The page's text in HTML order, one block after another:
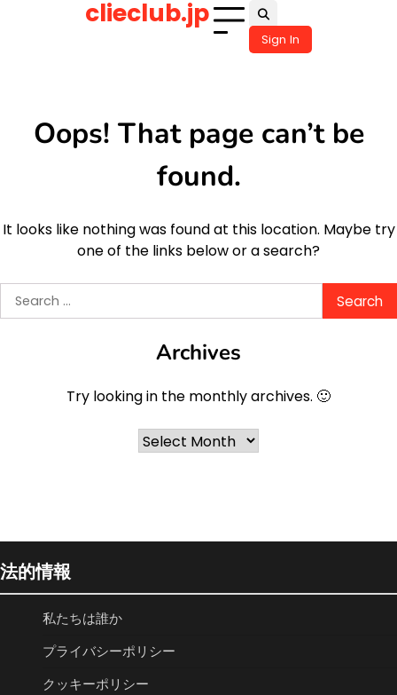
clieclub.jp
Sign In
Oops! That page can’t be
found.
It looks like nothing was found at this location. Maybe try
one of the links below or a search?
Search
for:
Archives
Try looking in the monthly archives. 🙂
Archives
法的情報
私たちは誰か
プライバシーポリシー
クッキーポリシー